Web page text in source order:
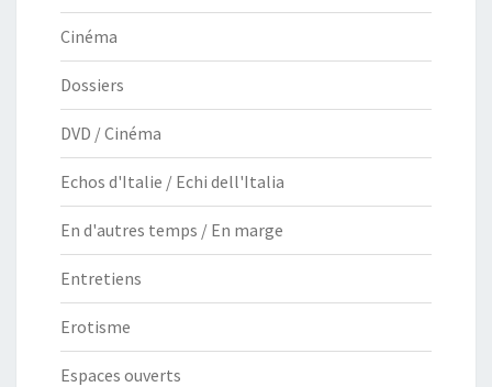
Cinéma
Dossiers
DVD / Cinéma
Echos d'Italie / Echi dell'Italia
En d'autres temps / En marge
Entretiens
Erotisme
Espaces ouverts